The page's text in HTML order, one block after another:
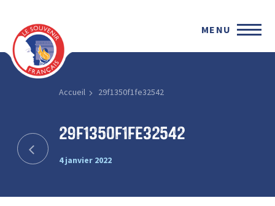
MENU
Accueil 29f1350f1fe32542
29f1350f1fe32542
4 janvier 2022